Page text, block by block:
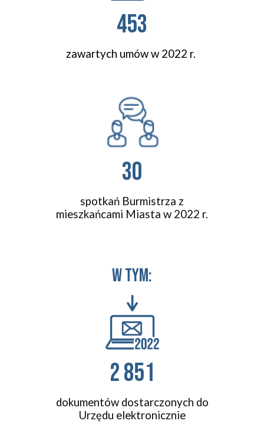
453
zawartych umów w 2022 r.
30
spotkań Burmistrza z
mieszkańcami Miasta w 2022 r.
w tym:
2 851
dokumentów dostarczonych do
Urzędu elektronicznie